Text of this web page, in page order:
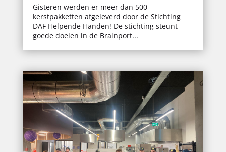
Gisteren werden er meer dan 500
kerstpakketten afgeleverd door de Stichting
DAF Helpende Handen! De stichting steunt
goede doelen in de Brainport...